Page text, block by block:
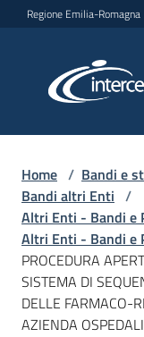
Vai al contenuto
Vai alla navigazione
Vai al footer
Regione Emilia-Romagna
L'Agenzia
Bandi
Home / Bandi e
Bandi altri Enti /
Altri Enti - Bandi e
Altri Enti - Bandi e
PROCEDURA
SISTEMA DI
DELLE FARMACO-
AZIENDA